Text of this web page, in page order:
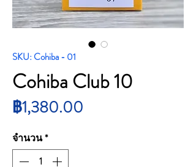
SKU: Cohiba - 01
Cohiba Club 10
฿1,380.00
จำนวน*